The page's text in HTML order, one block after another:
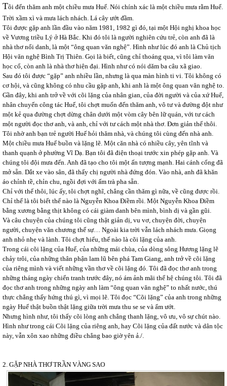
Tôi đến thăm anh một chiều mưa Huế. Nói chính xác là một chiều mưa rằm Huế.
Trời xầm xì và mưa lách nhách. Lá cây ướt đầm.
Tôi được gặp anh lần đầu vào năm 1981, 1982 gì đó, tại một Hội nghị khoa học
về Vương triều Lý ở Hà Bắc. Khi đó tôi là người nghiên cứu trẻ, còn anh đã là
nhà thơ nổi danh, là một “ông quan văn nghệ”. Hình như lúc đó anh là Chủ tịch
Hội văn nghệ Bình Trị Thiên. Gọi là biết, cũng chỉ thoáng qua, vì tôi làm văn
học cổ, còn anh là nhà thơ hiện đại. Hình như có nói dăm ba câu xã giao.
Sau đó tôi được “gặp” anh nhiều lần, nhưng là qua màn hình ti vi. Tôi không có
cơ hội, và cũng không có nhu cầu gặp anh, khi anh là một ông quan văn nghệ to.
Gần đây, khi anh trở về với cõi lặng của nhân gian, của đời người và của xứ Huế,
nhân chuyến công tác Huế, tôi chợt muốn đến thăm anh, vô tư và đường đột như
một kẻ qua đường chợt dừng chân dưới một vòm cây bên lữ quán, với tư cách
một người đọc thơ anh, và anh, chỉ với tư cách một nhà thơ. Đơn giản thế thôi.
Tôi nhờ anh bạn trẻ người Huế hỏi thăm nhà, và chúng tôi cùng đến nhà anh.
Một chiều mưa Huế buồn và lặng lẽ. Một căn nhà có nhiều cây, yên tĩnh và
thanh quạnh ở phường Vĩ Dạ. Bạn tôi đã điện thoại trước xin phép gặp anh. Và
chúng tôi đội mưa đến. Anh đã tạo cho tôi một ấn tượng mạnh. Hai cánh cổng đã
mở sẵn. Dắt xe vào sân, đã thấy chị người nhà đứng đón. Vào nhà, anh đã khăn
áo chỉnh tề, chỉn chu, ngồi đợi với ấm trà pha sẵn.
Chỉ với thế thôi, lúc ấy, tôi chợt nghĩ, chẳng cần thăm gì nữa, về cũng được rồi.
Chỉ thế là tôi biết thế nào là Nguyễn Khoa Điềm rồi. Một Nguyễn Khoa Điềm
bằng xương bằng thịt không có cái giàm danh bên mình, bình dị và gần gũi.
Và câu chuyện của chúng tôi cũng thật giản dị, vu vơ, chuyện đời, chuyện
người, chuyện văn chương thế sự… Ngoài kia trời vẫn lách nhách mưa. Giọng
anh nhỏ nhẹ và lành. Tôi chợt hiểu, thế nào là cõi lặng của anh.
Trong cái cõi lặng của Huế, của những mái chùa, của dòng sông Hương lặng lẽ
chảy trôi, của những thân phận lam lũ bên phá Tam Giang, anh trở về cõi lặng
của riêng mình và viết những vần thơ về cõi lặng đó. Tôi đã đọc thơ anh trong
những tháng ngày chiến tranh trước đây, nó ám ảnh mãi thế hệ chúng tôi. Tôi đã
đọc thơ anh trong những ngày anh làm “ông quan văn nghệ” to nhất nước, thú
thực chẳng thấy hứng thú gì, vì mọi lẽ. Tôi đọc “Cõi lặng” của anh trong những
ngày Huế thật buồn thật lặng giữa trời mưa thu se se và ẩm ướt.
Nhưng hình như, tôi thấy cõi lòng anh chẳng thanh lặng, vô ưu, vô sự chút nào.
Hình như trong cái Cõi lặng của riêng anh, hay Cõi lặng của đất nước và dân tộc
này, vẫn xôn xao những điều chẳng bao giờ yên ả./.
2. GẶP NHÀ THƠ TRẦN VÀNG SAO